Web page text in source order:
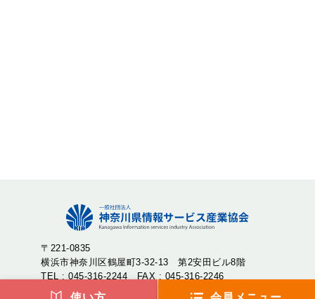
〒221-0835
横浜市神奈川区鶴屋町3-32-13 第2安田ビル8階
TEL : 045-316-2244 FAX : 045-316-2246